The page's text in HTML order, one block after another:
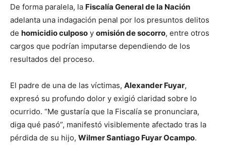
De forma paralela, la Fiscalía General de la Nación
adelanta una indagación penal por los presuntos delitos
de homicidio culposo y omisión de socorro, entre otros
cargos que podrían imputarse dependiendo de los
resultados del proceso.
El padre de una de las víctimas, Alexander Fuyar,
expresó su profundo dolor y exigió claridad sobre lo
ocurrido. “Me gustaría que la Fiscalía se pronunciara,
diga qué pasó”, manifestó visiblemente afectado tras la
pérdida de su hijo, Wilmer Santiago Fuyar Ocampo.